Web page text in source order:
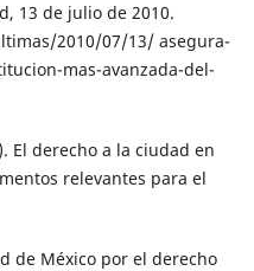
13 de julio de 2010.
2010/07/13/ asegura-
mas-avanzada-del-
El derecho a la ciudad en
relevantes para el
de México por el derecho